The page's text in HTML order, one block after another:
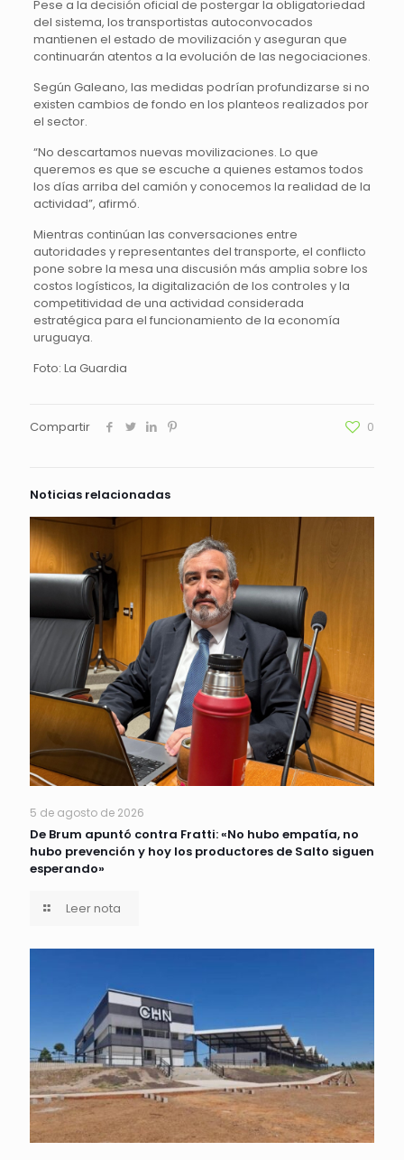
Pese a la decisión oficial de postergar la obligatoriedad
del sistema, los transportistas autoconvocados
mantienen el estado de movilización y aseguran que
continuarán atentos a la evolución de las negociaciones.
Según Galeano, las medidas podrían profundizarse si no
existen cambios de fondo en los planteos realizados por
el sector.
“No descartamos nuevas movilizaciones. Lo que
queremos es que se escuche a quienes estamos todos
los días arriba del camión y conocemos la realidad de la
actividad”, afirmó.
Mientras continúan las conversaciones entre
autoridades y representantes del transporte, el conflicto
pone sobre la mesa una discusión más amplia sobre los
costos logísticos, la digitalización de los controles y la
competitividad de una actividad considerada
estratégica para el funcionamiento de la economía
uruguaya.
Foto: La Guardia
Compartir 0
Noticias relacionadas
5 de agosto de 2026
De Brum apuntó contra Fratti: «No hubo empatía, no
hubo prevención y hoy los productores de Salto siguen
esperando»
Leer nota